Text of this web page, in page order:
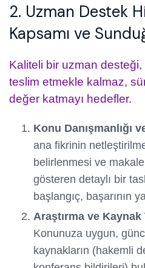
2. Uzman Destek
Kapsamı ve
Kaliteli bir uzman
teslim etmekle kalmaz,
değer katmayı hedefler.
Konu Danışmanlığı
ana fikrinin
belirlenmesi ve
gösteren detaylı bir
başlangıç, başarının
Araştırma ve Kaynak
Konunuza uygun,
kaynakların (hakemli